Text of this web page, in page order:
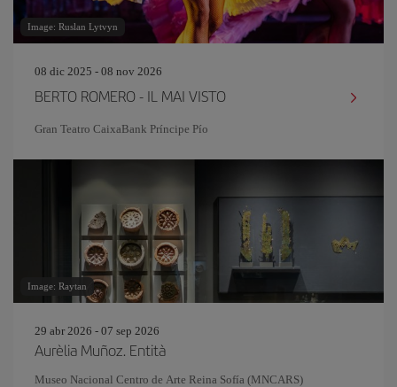
Image: Ruslan Lytvyn
08 dic 2025 - 08 nov 2026
BERTO ROMERO - IL MAI VISTO
Gran Teatro CaixaBank Príncipe Pío
Image: Raytan
29 abr 2026 - 07 sep 2026
Aurèlia Muñoz. Entità
Museo Nacional Centro de Arte Reina Sofía (MNCARS)